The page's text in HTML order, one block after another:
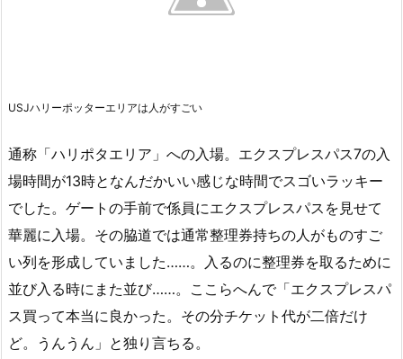
USJハリーポッターエリアは人がすごい
通称「ハリポタエリア」への入場。エクスプレスパス7の入
場時間が13時となんだかいい感じな時間でスゴいラッキー
でした。ゲートの手前で係員にエクスプレスパスを見せて
華麗に入場。その脇道では通常整理券持ちの人がものすご
い列を形成していました……。入るのに整理券を取るために
並び入る時にまた並び……。ここらへんで「エクスプレスパ
ス買って本当に良かった。その分チケット代が二倍だけ
ど。うんうん」と独り言ちる。